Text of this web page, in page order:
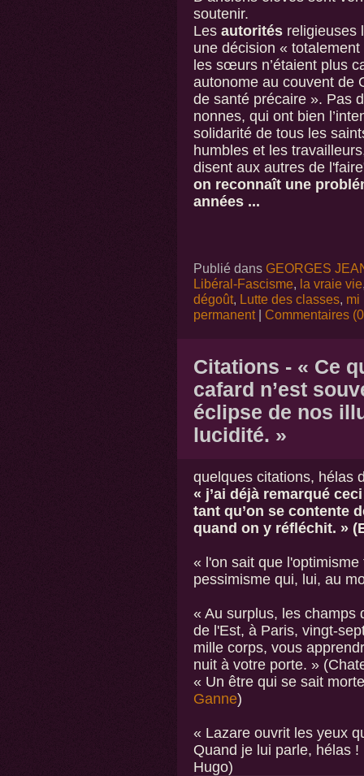
soutenir.
Les autoritésreligieuses
une décision «
les sœurs n’étaient plus
autonome au couvent de
de santé précaire ». Pas
nonnes, qui ont bien
solidarité de tous les
humbles et les
disent aux autres de
on reconnaît une
années ...
Publié dans GEORGES
Libéral-Fascisme, la vraie vie
dégoût, Lutte des classes, mi
permanent| Commentaires
Citations - « Ce
cafard n’est
éclipse de nos
lucidité. »
quelques citations, hélas
« j’ai déjà remarqué
tant qu’on se contente
quand on y réfléchit. »
« l'on sait que
pessimisme qui, lui, au
« Au surplus, les champs
de l'Est, à Paris, vingt-
mille corps, vous
nuit à votre porte. »
« Un être qui se sait
Ganne)
« Lazare ouvrit les yeux
Quand je lui parle, hélas
Hugo)